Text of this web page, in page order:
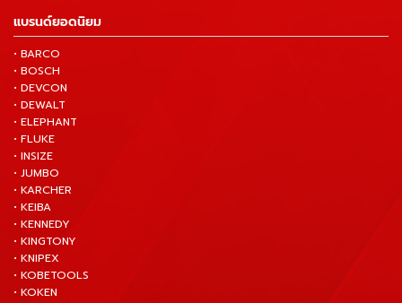
แบรนด์ยอดนิยม
• BARCO
• BOSCH
• DEVCON
• DEWALT
• ELEPHANT
• FLUKE
• INSIZE
• JUMBO
• KARCHER
• KEIBA
• KENNEDY
• KINGTONY
• KNIPEX
• KOBETOOLS
• KOKEN